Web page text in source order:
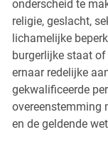
onderscheid te
religie, geslacht,
lichamelijke
burgerlijke staat
ernaar redelijke
gekwalificeerde
overeenstemming
en de geldende